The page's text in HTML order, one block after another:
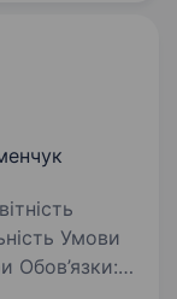
Умови
Обов’язки: